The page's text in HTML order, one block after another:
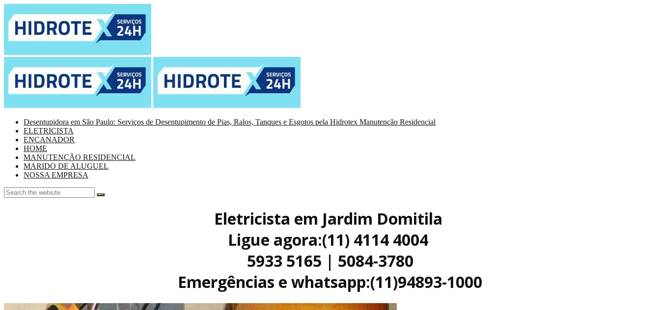
Desentupidora em São Paulo: Serviços de Desentupimento de Pias, Ralos, Tanques e Esgotos pela Hidrotex Manutenção Residencial
ELETRICISTA
ENCANADOR
HOME
MANUTENÇÃO RESIDENCIAL
MARIDO DE ALUGUEL
NOSSA EMPRESA
Eletricista em Jardim Domitila
Ligue agora:(11) 4114 4004
5933 5165 | 5084-3780
Emergências e whatsapp:(11)94893-1000